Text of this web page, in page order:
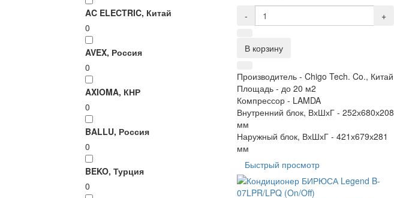
AC ELECTRIC, Китай
0
AVEX, Россия
0
AXIOMA, КНР
0
BALLU, Россия
0
BEKO, Турция
0
-
+
В корзину
Производитель - Chigo Tech. Co., Китай
Площадь - до 20 м2
Компрессор - LAMDA
Внутренний блок, ВхШхГ - 252х680х208
мм
Наружный блок, ВхШхГ - 421х679х281
мм
Быстрый просмотр